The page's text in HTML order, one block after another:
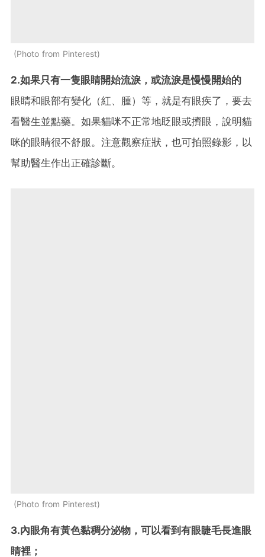
Photo from Pinterest
2.如果只有一隻眼睛開始流淚，或流淚是慢慢開始的
眼睛和眼部有變化（紅、腫）等，就是有眼疾了，要去
看醫生並點藥。如果貓咪不正常地眨眼或擠眼，說明貓
咪的眼睛很不舒服。注意觀察症狀，也可拍照錄影，以
幫助醫生作出正確診斷。
Photo from Pinterest
3.內眼角有黃色黏稠分泌物，可以看到有眼睫毛長進眼
睛裡；